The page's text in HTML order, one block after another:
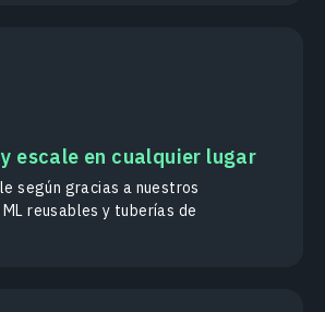
escale en cualquier lugar
según gracias a nuestros
reusables y tuberías de